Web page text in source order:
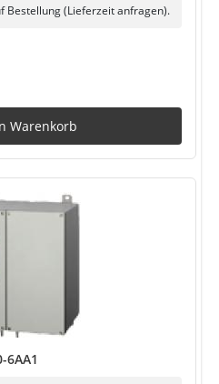
Bestellung (Lieferzeit anfragen).
Warenkorb
6AA1